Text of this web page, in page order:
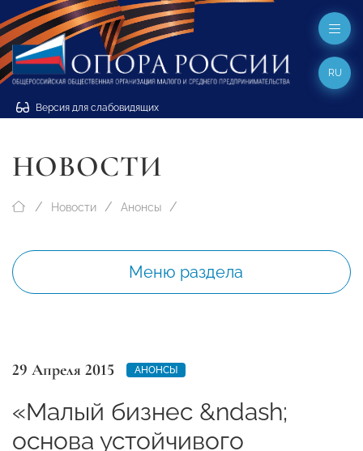
Версия для слабовидящих
RU
НОВОСТИ
Новости Анонсы
Меню раздела
29 Апреля 2015 АНОНСЫ
«Малый бизнес &ndash;
основа устойчивого